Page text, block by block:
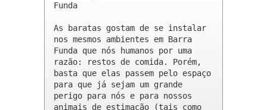
Funda
As baratas gostam de se instalar
nos mesmos ambientes em Barra
Funda que nós humanos por uma
razão: restos de comida. Porém,
basta que elas passem pelo espaço
para que já sejam um grande
perigo para nós e para nossos
animais de estimação (tais como